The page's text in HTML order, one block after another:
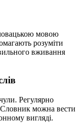
мовою
розуміти
вживання
Регулярно
Словник можна вести
вигляді.